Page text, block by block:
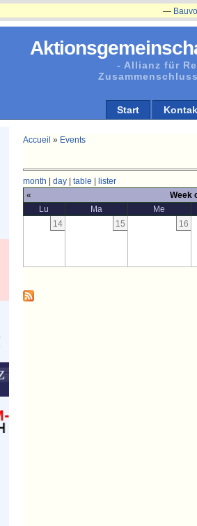
- Allianz für
Start
Accueil » Events
month day| table
lister
«
Week
Lu
Ma
Me
14
15 16